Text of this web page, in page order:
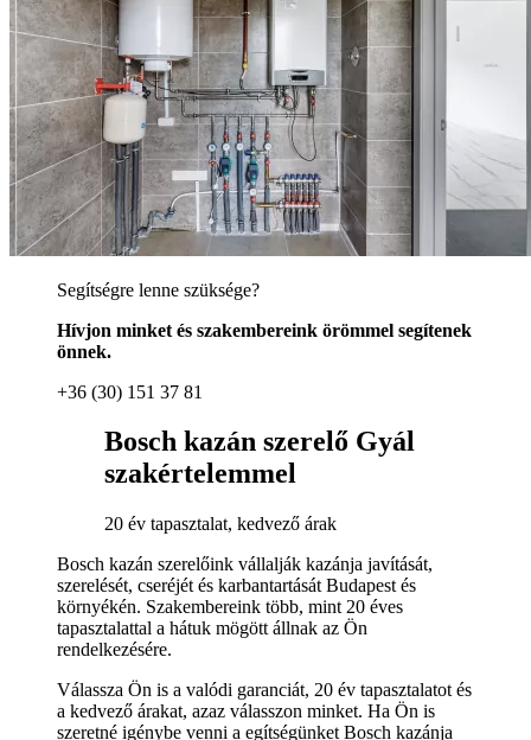
Segítségre lenne szüksége?
Hívjon minket és szakembereink örömmel segítenek
önnek.
+36 (30) 151 37 81
Bosch kazán szerelő Gyál
szakértelemmel
20 év tapasztalat, kedvező árak
Bosch kazán szerelőink vállalják kazánja javítását,
szerelését, cseréjét és karbantartását Budapest és
környékén. Szakembereink több, mint 20 éves
tapasztalattal a hátuk mögött állnak az Ön
rendelkezésére.
Válassza Ön is a valódi garanciát, 20 év tapasztalatot és
a kedvező árakat, azaz válasszon minket. Ha Ön is
szeretné igénybe venni a egítségünket Bosch kazánja